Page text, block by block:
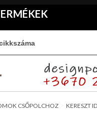
CSŐPOLCHOZ
KERESZT